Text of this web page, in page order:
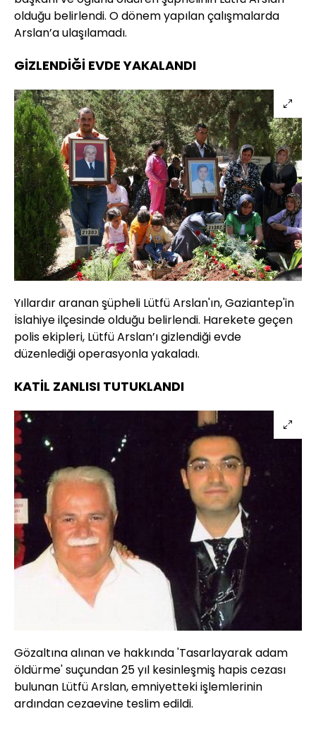
olduğu belirlendi. O dönem yapılan çalışmalarda
Arslan’a ulaşılamadı.
GİZLENDİĞİ EVDE YAKALANDI
Yıllardır aranan şüpheli Lütfü Arslan'ın, Gaziantep'in
İslahiye ilçesinde olduğu belirlendi. Harekete geçen
polis ekipleri, Lütfü Arslan’ı gizlendiği evde
düzenlediği operasyonla yakaladı.
KATİL ZANLISI TUTUKLANDI
Gözaltına alınan ve hakkında 'Tasarlayarak adam
öldürme' suçundan 25 yıl kesinleşmiş hapis cezası
bulunan Lütfü Arslan, emniyetteki işlemlerinin
ardından cezaevine teslim edildi.